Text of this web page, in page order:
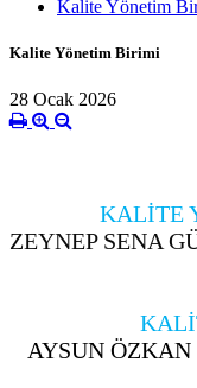
Kalite Yönetim
Kalite Yönetim Birimi
28 Ocak 2026
KALİTE
ZEYNEP SENA
KALİTE
AYSUN ÖZKAN